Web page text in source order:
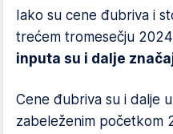
Iako su cene đubriva i
trećem tromesečju
inputa su i dalje
Cene đubriva su i dalje
zabeleženim početkom